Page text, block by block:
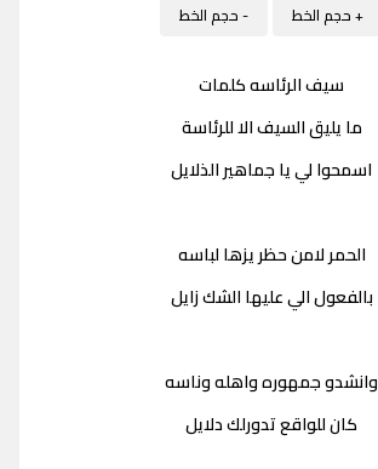
+ حجم الخط - حجم الخط
سيف الرئاسه كلمات
ما يليق السيف الا للرئاسة
اسمحوا لي يا جماهير الذلايل
الحمر لامن حظر يزها لباسه
بالفعول الي عليها الشك زايل
وانشدو جمهوره واهله وناسه
كان للواقع تدورلك دلايل